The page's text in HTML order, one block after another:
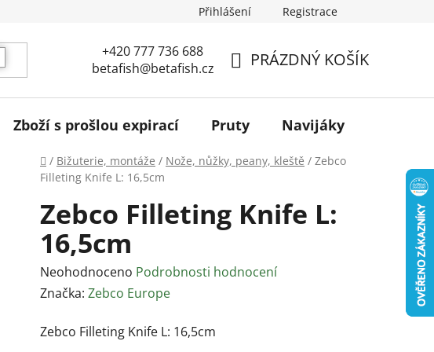
Přihlášení Registrace
KOŠÍK
PRÁZDNÝ KOŠÍK
+420 777 736 688
betafish@betafish.cz
Zboží s prošlou expirací Pruty Navijáky
Domů
/ Bižuterie, montáže / Nože, nůžky, peany, kleště / Zebco
Filleting Knife L: 16,5cm
Zebco Filleting Knife L:
16,5cm
Průměrné
hodnocení
je
Neohodnoceno Podrobnosti hodnocení
Značka: Zebco Europe
Zebco Filleting Knife L: 16,5cm